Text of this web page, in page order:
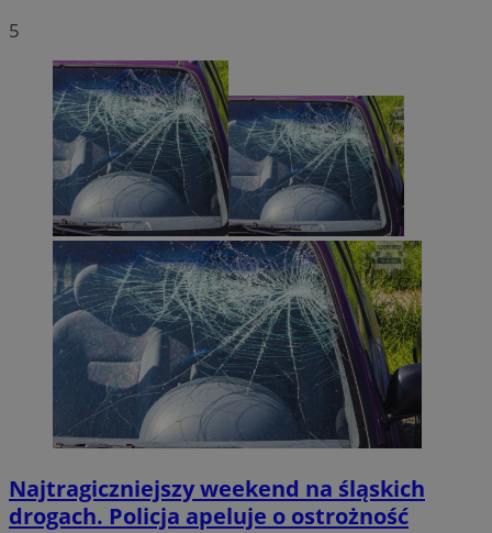
5
Najtragiczniejszy weekend na śląskich
drogach. Policja apeluje o ostrożność